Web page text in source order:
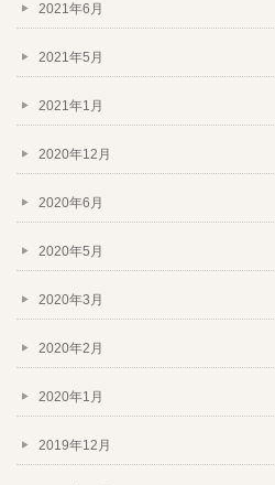
2021年6月
2021年5月
2021年1月
2020年12月
2020年6月
2020年5月
2020年3月
2020年2月
2020年1月
2019年12月